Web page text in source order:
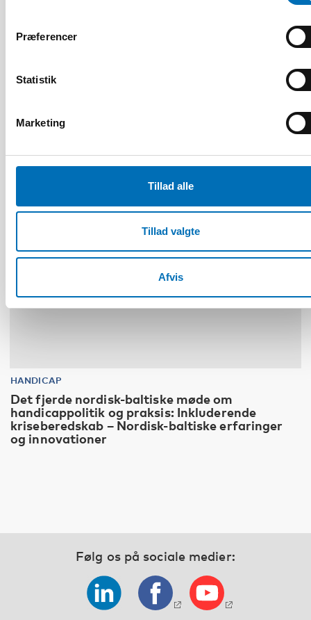
Præferencer
Statistik
Marketing
Tillad alle
Tillad valgte
Afvis
Nordisk samarbeid om
10 11 NOV 2026
HANDICAP
Det fjerde nordisk-baltiske møde om
handicappolitik og praksis: Inkluderende
kriseberedskab – Nordisk-baltiske erfaringer
og innovationer
Følg os på sociale medier: